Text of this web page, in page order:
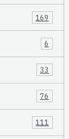
169
6
33
76
111